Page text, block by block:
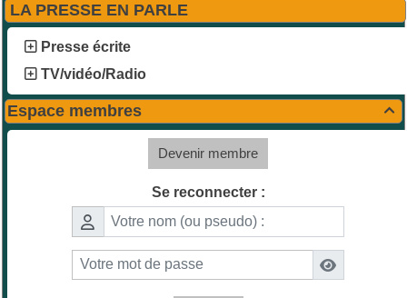
LA PRESSE EN PARLE
Presse écrite
TV/vidéo/Radio

Espace membres
Devenir membre
Se reconnecter :